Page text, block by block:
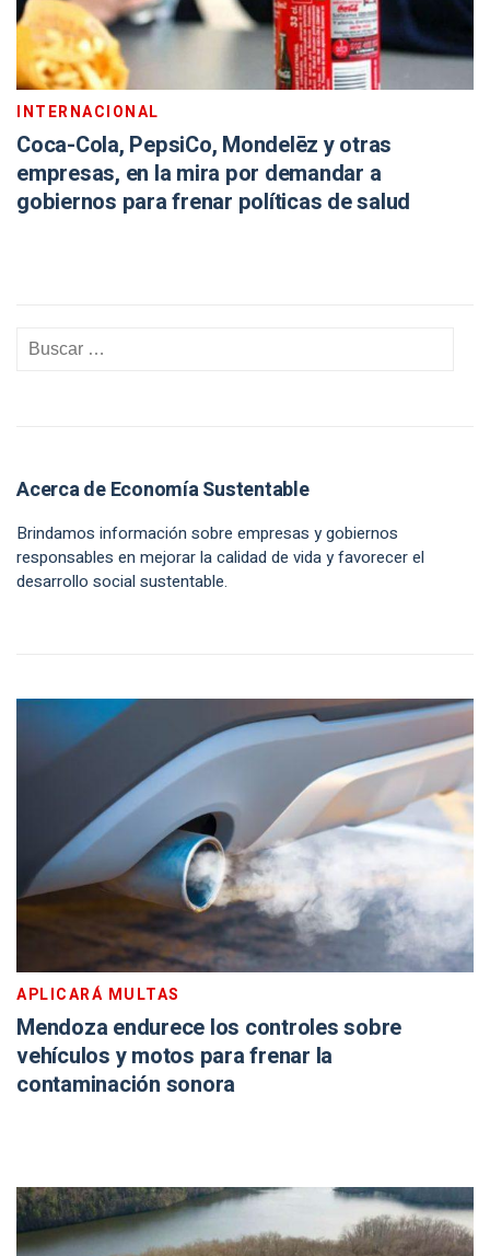
INTERNACIONAL
Coca-Cola, PepsiCo, Mondelēz y otras
empresas, en la mira por demandar a
gobiernos para frenar políticas de salud
Acerca de Economía Sustentable
Brindamos información sobre empresas y gobiernos
responsables en mejorar la calidad de vida y favorecer el
desarrollo social sustentable.
APLICARÁ MULTAS
Mendoza endurece los controles sobre
vehículos y motos para frenar la
contaminación sonora